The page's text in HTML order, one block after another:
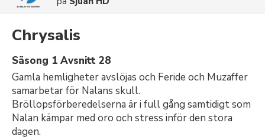
Chrysalis
Säsong 1 Avsnitt 28
Gamla hemligheter avslöjas och Feride och Muzaffer
samarbetar för Nalans skull.
Bröllopsförberedelserna är i full gång samtidigt som
Nalan kämpar med oro och stress inför den stora
dagen.